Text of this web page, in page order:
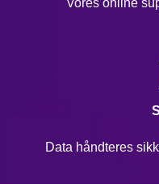
Data håndteres